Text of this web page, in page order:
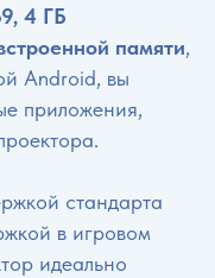
4 ГБ
памяти,
Android, вы
приложения,
стандарта
в игровом
идеально